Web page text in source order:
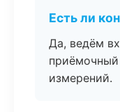
Есть ли
Да, ведём
измерений.